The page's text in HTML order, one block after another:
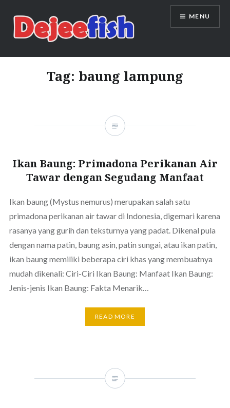
content
DEJEEFISH | PRODUSEN BENIH
IKAN BERKUALITAS INDONESIA
MENU
Tag: baung lampung
Ikan Baung: Primadona Perikanan Air
Tawar dengan Segudang Manfaat
Ikan baung (Mystus nemurus) merupakan salah satu
primadona perikanan air tawar di Indonesia, digemari karena
rasanya yang gurih dan teksturnya yang padat. Dikenal pula
dengan nama patin, baung asin, patin sungai, atau ikan patin,
ikan baung memiliki beberapa ciri khas yang membuatnya
mudah dikenali: Ciri-Ciri Ikan Baung: Manfaat Ikan Baung:
Jenis-jenis Ikan Baung: Fakta Menarik…
READ MORE